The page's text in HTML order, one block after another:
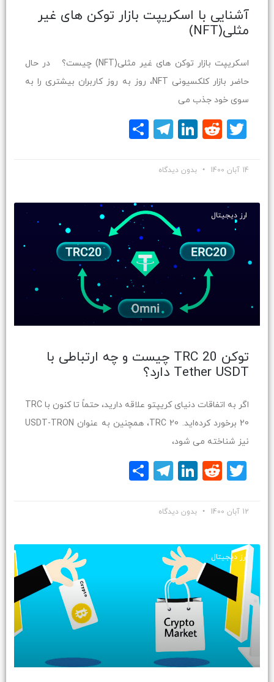
آشنایی با اسکریپت بازار توکن های غیر
مثلی(NFT)
اسکریپت بازار توکن های غیر مثلی(NFT) چیست؟ در حال
حاضر بازار کلکسیونی NFT، روز به روز کاربران بیشتری را به
سوی خود جذب می
Twitter
Reddit
LinkedIn
Telegram
14 آبان 1400 بدون دیدگاه
ارز دیجیتال
توکن TRC 20 چیست و چه ارتباطی با
Tether USDT دارد؟
اگر به اتفاقات دنیای کریپتو علاقه دارید، حتماً تا کنون با TRC
20 برخورد کرده‌اید. TRC 20، همچنین به عنوان USDT-TRON
نیز شناخته می شود،
Twitter
Reddit
LinkedIn
Telegram
12 آبان 1400 بدون دیدگاه
ارز دیجیتال